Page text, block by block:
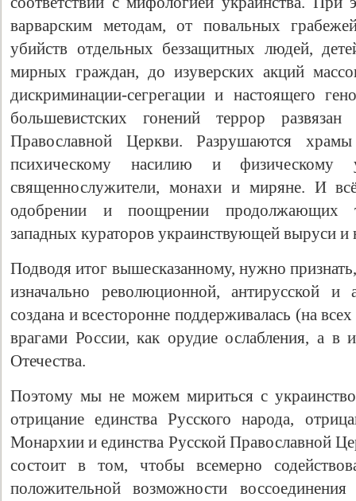
варварским методам, от повальных
убийств отдельных беззащитных людей,
мирных граждан, до изуверских акций
дискриминации-сегрегации и настоящего
большевистских гонений террор
Православной Церкви. Разрушаются
психическому насилию и физическому
священнослужители, монахи и миряне. И
одобрении и поощрении продолжающих
западных кураторов украинствующей выруси и
Подводя итог вышесказанному, нужно
изначально революционной, антирусской и
создана и всесторонне поддерживалась (на
врагами России, как орудие ослабления, а в
Отечества.
Поэтому мы не можем мириться с
отрицание единства Русского народа,
Монархии и единства Русской Православной
состоит в том, чтобы всемерно
положительной возможности